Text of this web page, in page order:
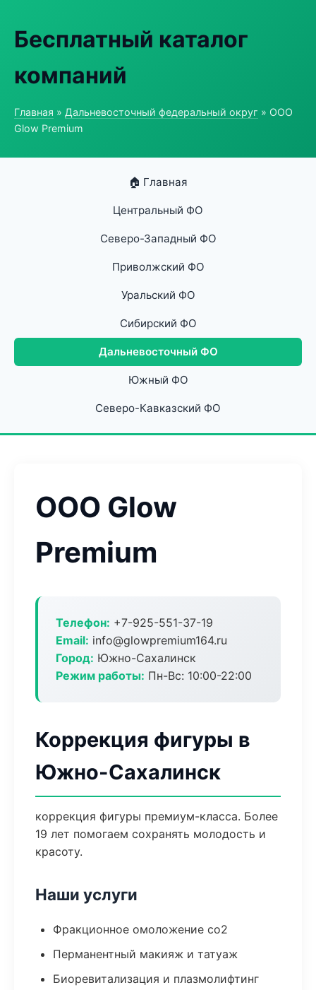
Бесплатный каталог
компаний
Главная » Дальневосточный федеральный округ » ООО
Glow Premium
🏠 Главная
Центральный ФО
Северо-Западный ФО
Приволжский ФО
Уральский ФО
Сибирский ФО
Дальневосточный ФО
Южный ФО
Северо-Кавказский ФО
ООО Glow
Premium
Телефон: +7-925-551-37-19
Email: info@glowpremium164.ru
Город: Южно-Сахалинск
Режим работы: Пн-Вс: 10:00-22:00
Коррекция фигуры в
Южно-Сахалинск
коррекция фигуры премиум-класса. Более
19 лет помогаем сохранять молодость и
красоту.
Наши услуги
Фракционное омоложение co2
Перманентный макияж и татуаж
Биоревитализация и плазмолифтинг